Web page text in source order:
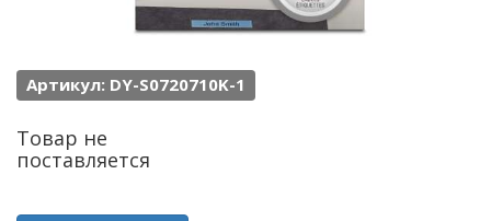
Артикул: DY-S0720710K-1
Товар не
поставляется